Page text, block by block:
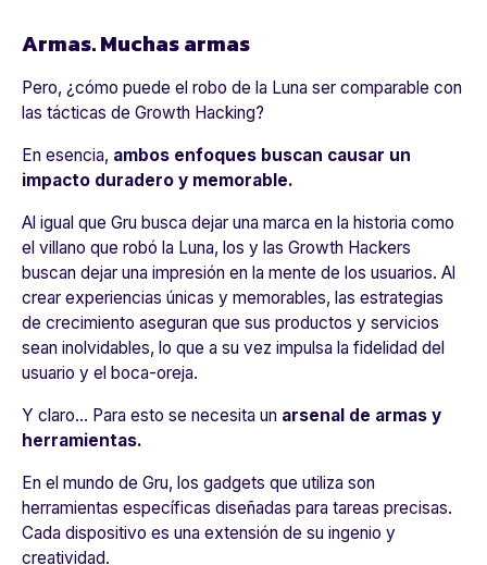
Armas. Muchas armas
Pero, ¿cómo puede el robo de la Luna ser comparable con
las tácticas de Growth Hacking?
En esencia, ambos enfoques buscan causar un
impacto duradero y memorable.
Al igual que Gru busca dejar una marca en la historia como
el villano que robó la Luna, los y las Growth Hackers
buscan dejar una impresión en la mente de los usuarios. Al
crear experiencias únicas y memorables, las estrategias
de crecimiento aseguran que sus productos y servicios
sean inolvidables, lo que a su vez impulsa la fidelidad del
usuario y el boca-oreja.
Y claro… Para esto se necesita un arsenal de armas y
herramientas.
En el mundo de Gru, los gadgets que utiliza son
herramientas específicas diseñadas para tareas precisas.
Cada dispositivo es una extensión de su ingenio y
creatividad.